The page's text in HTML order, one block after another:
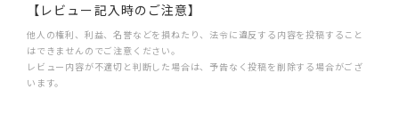
【レビュー記入時のご注意】
他人の権利、利益、名誉などを損ねたり、法令に違反する内容を投稿すること
はできませんのでご注意ください。
レビュー内容が不適切と判断した場合は、予告なく投稿を削除する場合がござ
います。